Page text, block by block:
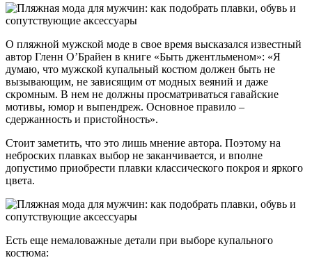
О пляжной мужской моде в свое время высказался известный
автор Гленн О’Брайен в книге «Быть джентльменом»: «Я
думаю, что мужской купальный костюм должен быть не
вызывающим, не зависящим от модных веяний и даже
скромным. В нем не должны просматриваться гавайские
мотивы, юмор и выпендреж. Основное правило –
сдержанность и пристойность».
Стоит заметить, что это лишь мнение автора. Поэтому на
неброских плавках выбор не заканчивается, и вполне
допустимо приобрести плавки классического покроя и яркого
цвета.
Есть еще немаловажные детали при выборе купального
костюма: